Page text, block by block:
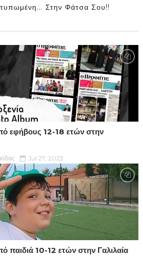
Στην Φάτσα Σου!!
εφήβους 12-18 ετών στην
Jul 27, 2023
παιδιά 10-12 ετών στην Γαλιλαία